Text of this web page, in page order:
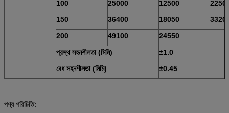
100
25000 12500
150
36400 18050
200
49100
24550
প্রস্থ সহনশীলতা (মিমি)
±1.0
বেধ সহনশীলতা (মিমি)
±0.45
পণ্য পরিচিতি: